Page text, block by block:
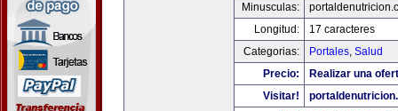
Minusculas:
Longitud:
17 caracteres
Categorias:
Portales, Salud
Precio:
Realizar una
Visitar!